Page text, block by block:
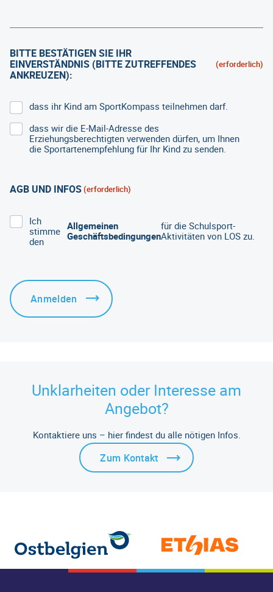
BITTE BESTÄTIGEN SIE IHR
EINVERSTÄNDNIS (BITTE ZUTREFFENDES
ANKREUZEN):
(erforderlich)
dass ihr Kind am SportKompass teilnehmen darf.
dass wir die E-Mail-Adresse des
Erziehungsberechtigten verwenden dürfen, um Ihnen
die Sportartenempfehlung für Ihr Kind zu senden.
AGB UND INFOS(erforderlich)
Ich
stimme
den
Allgemeinen
Geschäftsbedingungen
für die Schulsport-
Aktivitäten von LOS zu.
Unklarheiten oder Interesse am
Angebot?
Kontaktiere uns – hier findest du alle nötigen Infos.
Zum Kontakt